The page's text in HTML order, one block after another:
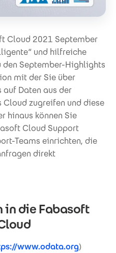
Cloud 2021 September
und hilfreiche
den September-Highlights
mit der Sie über
auf Daten aus der
Cloud zugreifen und diese
hinaus können Sie
Cloud Support
Teams einrichten, die
direkt
die Fabasoft
www.odata.org)